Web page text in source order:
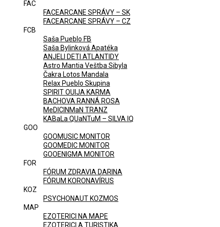
FAC
FACEARCANE SPRÁVY – SK
FACEARCANE SPRÁVY – CZ
FCB
Saša Pueblo FB
Saša Bylinková Apatéka
ANJELI DETI ATLANTIDY
Astro Mantia Veštba Sibyla
Čakra Lotos Mandala
Relax Pueblo Skupina
SPIRIT OUIJA KARMA
BACHOVA RANNÁ ROSA
MeDICINMaN TRANZ
KABaLa QUaNTuM – SILVA IQ
GOO
GOOMUSIC MONITOR
GOOMEDIC MONITOR
GOOENIGMA MONITOR
FOR
FÓRUM ZDRAVIA DARINA
FÓRUM KORONAVÍRUS
KOZ
PSYCHONAUT KOZMOS
MAP
EZOTERICI NA MAPE
EZOTERICI A TURISTIKA